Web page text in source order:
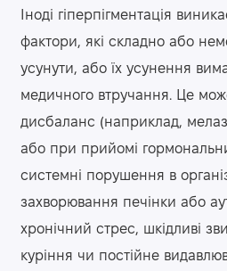
Іноді гіперпігментація
фактори, які складно або
усунути, або їх усунення
медичного втручання. Це
дисбаланс (наприклад,
або при прийомі
системні порушення в
захворювання печінки або
хронічний стрес, шкідливі
куріння чи постійне